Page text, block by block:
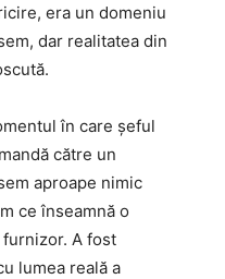
era un domeniu
dar realitatea din
în care șeful
către un
aproape nimic
ce înseamnă o
A fost
lumea reală a